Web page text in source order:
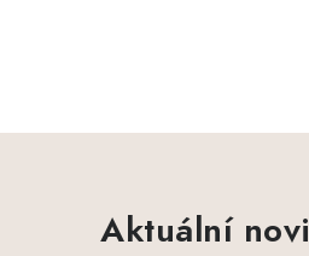
Aktuální